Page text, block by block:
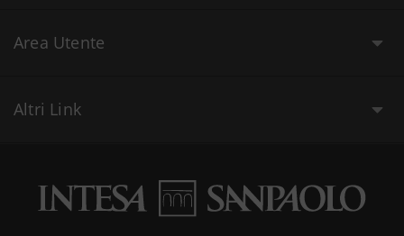
Area Utente
Altri Link